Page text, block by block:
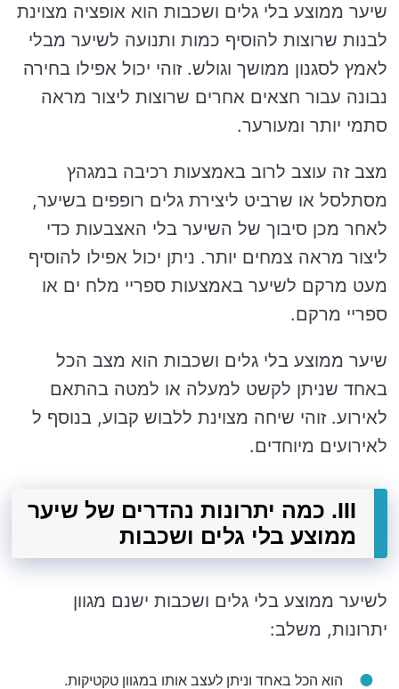
שיער ממוצע בלי גלים ושכבות הוא אופציה מצוינת
לבנות שרוצות להוסיף כמות ותנועה לשיער מבלי
לאמץ לסגנון ממושך וגולש. זוהי יכול אפילו בחירה
נבונה עבור חצאים אחרים שרוצות ליצור מראה
סתמי יותר ומעורער.
מצב זה עוצב לרוב באמצעות רכיבה במגהץ
מסתלסל או שרביט ליצירת גלים רופפים בשיער,
לאחר מכן סיבוך של השיער בלי האצבעות כדי
ליצור מראה צמחים יותר. ניתן יכול אפילו להוסיף
מעט מרקם לשיער באמצעות ספריי מלח ים או
ספריי מרקם.
שיער ממוצע בלי גלים ושכבות הוא מצב הכל
באחד שניתן לקשט למעלה או למטה בהתאם
לאירוע. זוהי שיחה מצוינת ללבוש קבוע, בנוסף ל
לאירועים מיוחדים.
III. כמה יתרונות נהדרים של שיער
ממוצע בלי גלים ושכבות
לשיער ממוצע בלי גלים ושכבות ישנם מגוון
יתרונות, משלב:
הוא הכל באחד וניתן לעצב אותו במגוון טקטיקות.